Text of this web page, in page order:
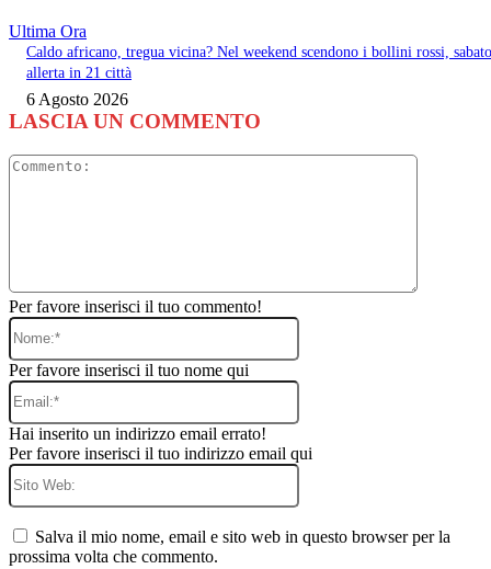
Ultima Ora
Caldo africano, tregua vicina? Nel weekend scendono i bollini rossi, sabato
allerta in 21 città
6 Agosto 2026
LASCIA UN COMMENTO
Per favore inserisci il tuo commento!
Nome:*
Per favore inserisci il tuo nome qui
Email:*
Hai inserito un indirizzo email errato!
Per favore inserisci il tuo indirizzo email qui
Sito
Salva il mio nome, email e sito web in questo browser per la
prossima volta che commento.